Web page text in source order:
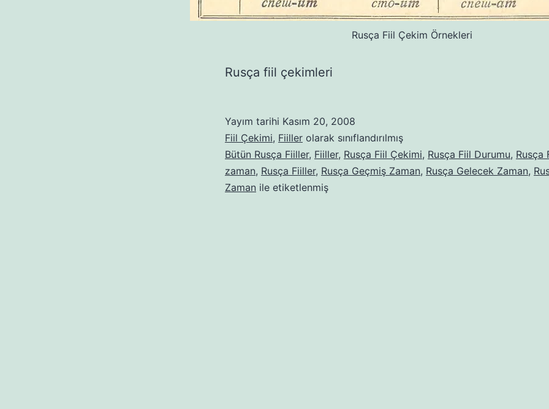
Rusça Fiil Çekim Örnekleri
Rusça fiil çekimleri
Yayım tarihi Kasım 20, 2008
Fiil Çekimi, Fiiller olarak sınıflandırılmış
Bütün Rusça Fiiller, Fiiller, Rusça Fiil Çekimi, Rusça Fiil Durumu, Rusça
zaman, Rusça Fiiller, Rusça Geçmiş Zaman, Rusça Gelecek Zaman,
Zaman ile etiketlenmiş